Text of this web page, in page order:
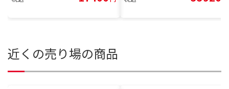
近くの売り場の商品